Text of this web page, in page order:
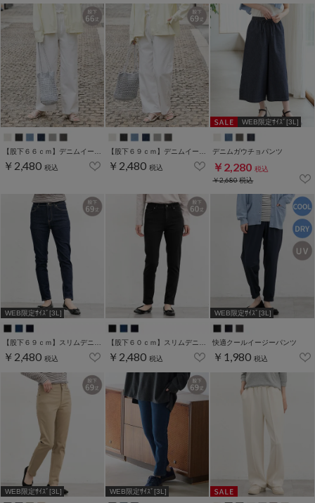
【股下６６ｃｍ】デニムイージーパンツ(股下66/69cm展開)
￥2,480 税込
【股下６９ｃｍ】デニムイージーパンツ(股下66/69cm展開)
￥2,480 税込
WEB限定ｻｲｽﾞ[3L]
デニムガウチョパンツ
￥2,280 税込
￥2,680税込
WEB限定ｻｲｽﾞ[3L]
￥2,480 税込 ￥2,480 税込
WEB限定ｻｲｽﾞ[3L]
快適クールイージーパンツ
￥1,980 税込
WEB限定ｻｲｽﾞ[3L] WEB限定ｻｲｽﾞ[3L]